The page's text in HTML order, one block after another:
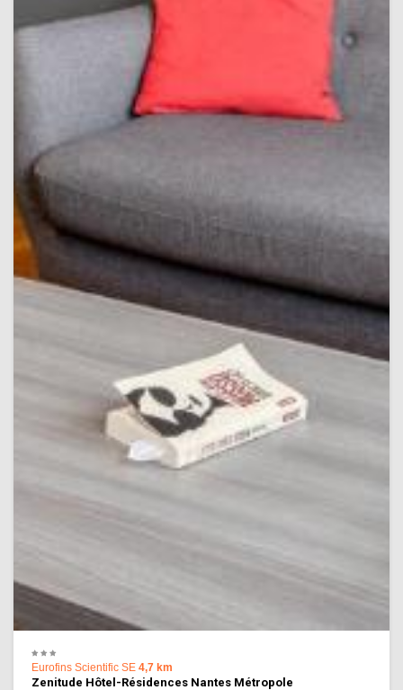
Eurofins Scientific SE 4,7 km
Zenitude Hôtel-Résidences Nantes Métropole